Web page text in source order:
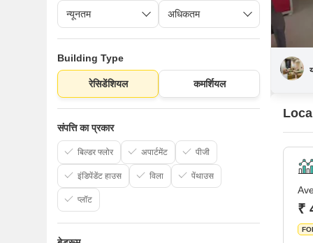
₹
Building Type
रेसिडेंशियल कमर्शियल
संपत्ति का प्रकार
बिल्डर फ्लोर अपार्टमेंट पीजी
इंडिपेंडेंट हाउस विला पेंथाउस
प्लॉट